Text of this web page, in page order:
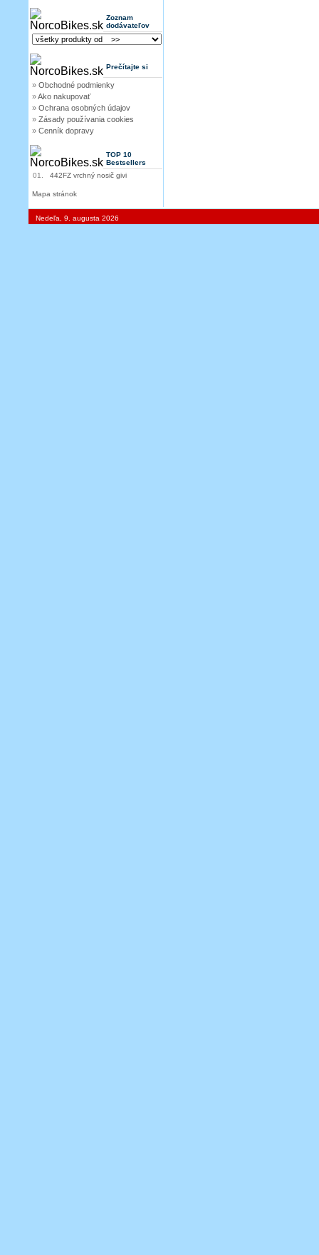
Zoznam
dodávateľov
Prečítajte si
» Obchodné podmienky
»Ako nakupovať
» Ochrana osobných údajov
» Zásady používania cookies
» Cenník dopravy
TOP 10
Bestsellers
01.
442FZ vrchný nosič givi
Mapa stránok
Nedeľa, 9. augusta 2026